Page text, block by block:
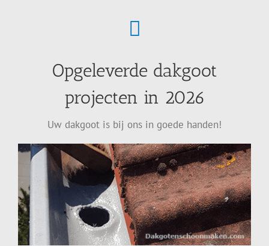
Opgeleverde dakgoot
projecten in 2026
Uw dakgoot is bij ons in goede handen!